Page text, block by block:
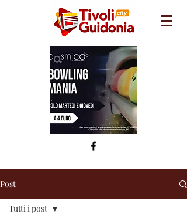
Post
Tutti i post